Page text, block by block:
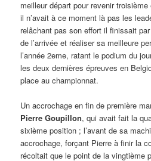
meilleur départ pour revenir
il n’avait à ce moment là pas les
relâchant pas son effort il finissait
de l’arrivée et réaliser sa meilleure
l’année 2eme, ratant le podium du
les deux dernières épreuves en
place au championnat.
Un accrochage en fin de première
Pierre Goupillon, qui avait fait la
sixième position ; l’avant de sa
accrochage, forçant Pierre à finir la
récoltait que le point de la vingtième